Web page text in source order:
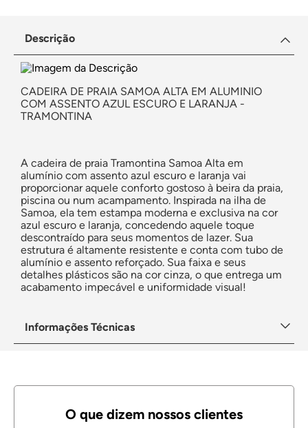
Descrição
CADEIRA DE PRAIA SAMOA ALTA EM ALUMINIO
COM ASSENTO AZUL ESCURO E LARANJA -
TRAMONTINA
A cadeira de praia Tramontina Samoa Alta em
alumínio com assento azul escuro e laranja vai
proporcionar aquele conforto gostoso à beira da praia,
piscina ou num acampamento. Inspirada na ilha de
Samoa, ela tem estampa moderna e exclusiva na cor
azul escuro e laranja, concedendo aquele toque
descontraído para seus momentos de lazer. Sua
estrutura é altamente resistente e conta com tubo de
alumínio e assento reforçado. Sua faixa e seus
detalhes plásticos são na cor cinza, o que entrega um
acabamento impecável e uniformidade visual!
Informações Técnicas